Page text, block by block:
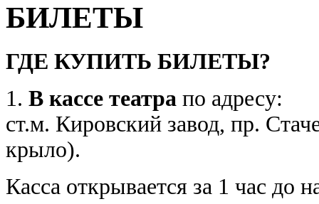
БИЛЕТЫ
ГДЕ КУПИТЬ БИЛЕТЫ?
1. В кассе театра по адресу:
ст.м. Кировский завод, пр.
крыло).
Касса открывается за 1 час до